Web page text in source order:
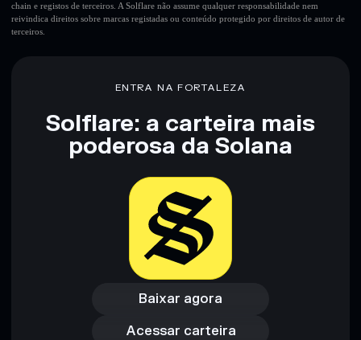
chain e registos de terceiros. A Solflare não assume qualquer responsabilidade nem
reivindica direitos sobre marcas registadas ou conteúdo protegido por direitos de autor de
terceiros.
ENTRA NA FORTALEZA
Solflare: a carteira mais
poderosa da Solana
Baixar agora
Baixar agora
Acessar carteira
Acessar carteira